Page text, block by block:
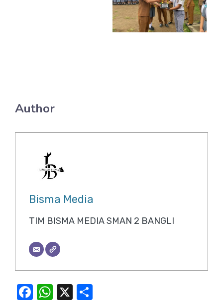
Author
Bisma Media
TIM BISMA MEDIA SMAN 2 BANGLI
F
W X